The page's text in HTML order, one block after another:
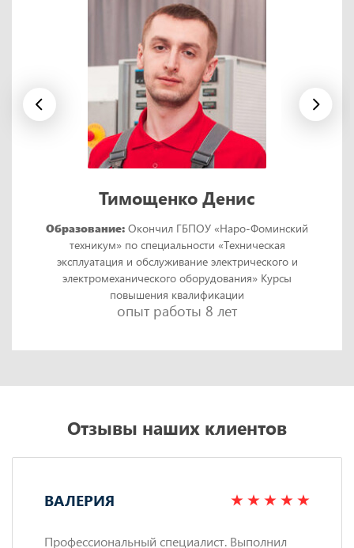
Тимощенко Денис
Образование: Окончил ГБПОУ «Наро-Фоминский
техникум» по специальности «Техническая
эксплуатация и обслуживание электрического и
электромеханического оборудования» Курсы
повышения квалификации
опыт работы 8 лет
Отзывы наших клиентов
ВАЛЕРИЯ
Профессиональный специалист. Выполнил